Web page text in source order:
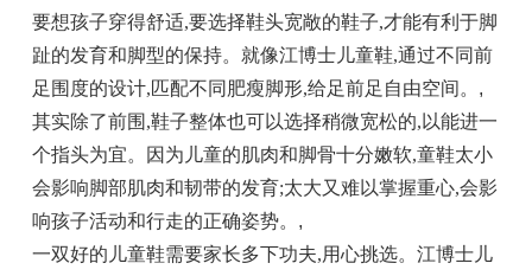
要想孩子穿得舒适,要选择鞋头宽敞的鞋子,才能有利于脚
趾的发育和脚型的保持。就像江博士儿童鞋,通过不同前
足围度的设计,匹配不同肥瘦脚形,给足前足自由空间。 ,
其实除了前围,鞋子整体也可以选择稍微宽松的,以能进一
个指头为宜。因为儿童的肌肉和脚骨十分嫩软,童鞋太小
会影响脚部肌肉和韧带的发育;太大又难以掌握重心,会影
响孩子活动和行走的正确姿势。 ,
一双好的儿童鞋需要家长多下功夫,用心挑选。江博士儿